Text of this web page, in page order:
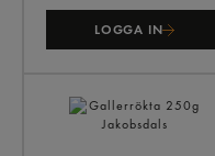
LOGGA IN